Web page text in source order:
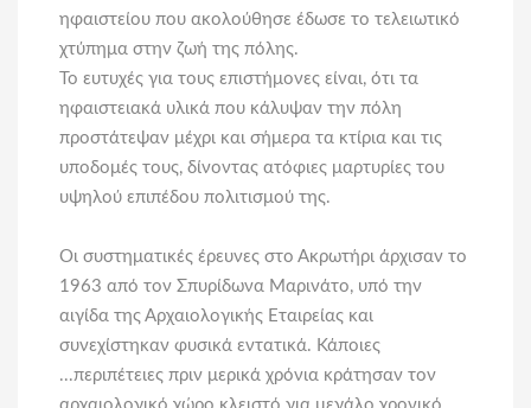
ηφαιστείου που ακολούθησε έδωσε το τελειωτικό
χτύπημα στην ζωή της πόλης.
Το ευτυχές για τους επιστήμονες είναι, ότι τα
ηφαιστειακά υλικά που κάλυψαν την πόλη
προστάτεψαν μέχρι και σήμερα τα κτίρια και τις
υποδομές τους, δίνοντας ατόφιες μαρτυρίες του
υψηλού επιπέδου πολιτισμού της.
Οι συστηματικές έρευνες στο Ακρωτήρι άρχισαν το
1963 από τον Σπυρίδωνα Μαρινάτο, υπό την
αιγίδα της Αρχαιολογικής Εταιρείας και
συνεχίστηκαν φυσικά εντατικά. Κάποιες
...περιπέτειες πριν μερικά χρόνια κράτησαν τον